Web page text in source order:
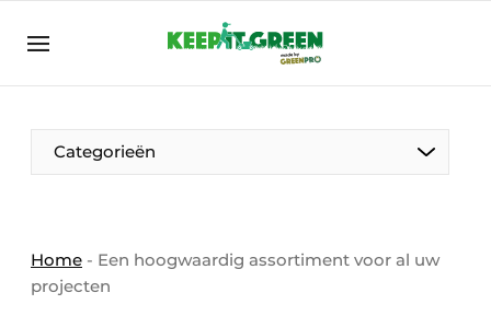
NL ENG FR
Categorieën
Home - Een hoogwaardig assortiment voor al uw
projecten